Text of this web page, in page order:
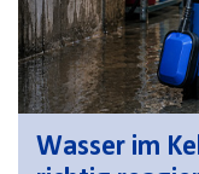
Wasser im